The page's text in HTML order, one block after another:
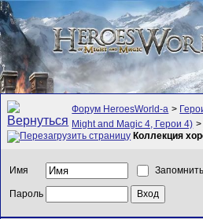
Форум HeroesWorld-а >
Might and Magic 4, Герои 4)
Коллекция
Имя
Пароль